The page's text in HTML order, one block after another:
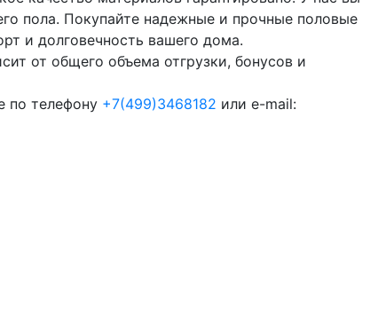
пола. Покупайте надежные и прочные половые
и долговечность вашего дома.
от общего объема отгрузки, бонусов и
по телефону +7(499)3468182 или e-mail: